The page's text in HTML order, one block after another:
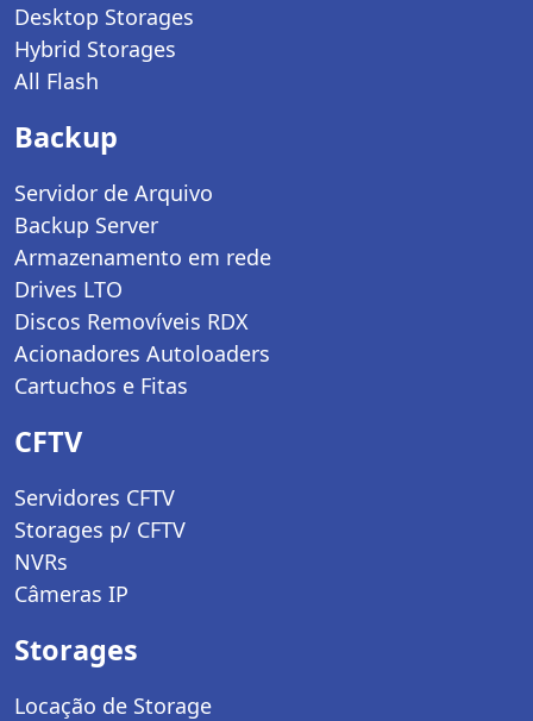
Desktop Storages
Hybrid Storages
All Flash
Backup
Servidor de Arquivo
Backup Server
Armazenamento em rede
Drives LTO
Discos Removíveis RDX
Acionadores Autoloaders
Cartuchos e Fitas
CFTV
Servidores CFTV
Storages p/ CFTV
NVRs
Câmeras IP
Storages
Locação de Storage